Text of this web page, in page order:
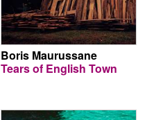
Boris Maurussane
Tears of English Town